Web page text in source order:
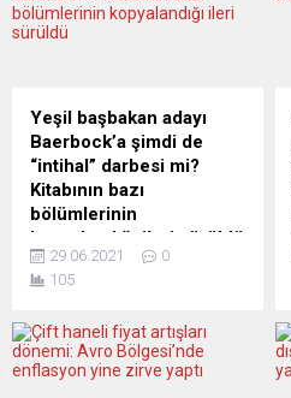
ediyor. Tatil sezonunun
başlamasıyla hazirandan bu
uluslararası uçuşlar, Covid-
19 nedeniyle personelin
azaldığı ve mevcut
çalışanların grev yaptığı
birçok havalimanında krize
yol açtı. Çok sayıda ülkenin
uluslararası...
Yeşil başbakan adayı
Baerbock’a şimdi de
“intihal” darbesi mi?
Kitabının bazı
bölümlerinin
kopyalandığı ileri sürüldü
Yeşiller’in Başbakan adayı
Annalena Baerbock’un
Baerbock’un seçim
kampanyasında kullanılmak
29.06.2021
0
105